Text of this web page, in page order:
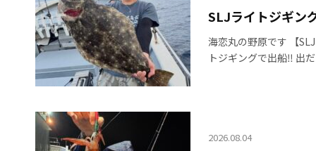
SLJライトジギン
海恋丸の野原です 【
トジギングで出船‼️ 出
2026.08.04